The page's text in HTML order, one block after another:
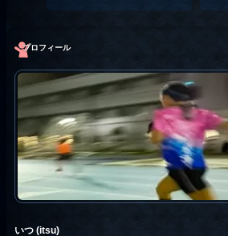
プロフィール
いつ (itsu)